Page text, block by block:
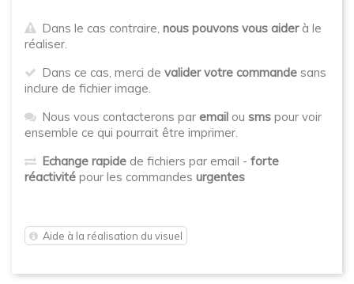
Dans le cas contraire, nous pouvons vous aiderà le
réaliser.
Dans ce cas, merci de valider votre commande sans
inclure de fichier image.
Nous vous contacterons par email ou sms pour voir
ensemble ce qui pourrait être imprimer.
Echange rapide de fichiers par email - forte
réactivité pour les commandes urgentes
Aide à la réalisation du visuel